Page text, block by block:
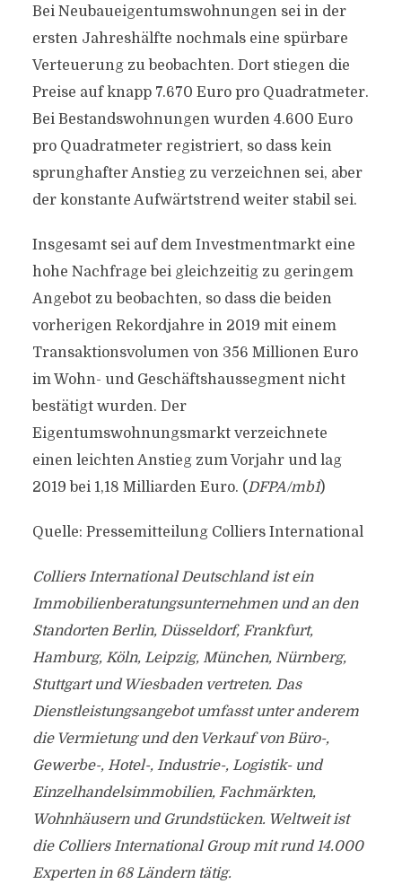
Bei Neubaueigentumswohnungen sei in der
ersten Jahreshälfte nochmals eine spürbare
Verteuerung zu beobachten. Dort stiegen die
Preise auf knapp 7.670 Euro pro Quadratmeter.
Bei Bestandswohnungen wurden 4.600 Euro
pro Quadratmeter registriert, so dass kein
sprunghafter Anstieg zu verzeichnen sei, aber
der konstante Aufwärtstrend weiter stabil sei.
Insgesamt sei auf dem Investmentmarkt eine
hohe Nachfrage bei gleichzeitig zu geringem
Angebot zu beobachten, so dass die beiden
vorherigen Rekordjahre in 2019 mit einem
Transaktionsvolumen von 356 Millionen Euro
im Wohn- und Geschäftshaussegment nicht
bestätigt wurden. Der
Eigentumswohnungsmarkt verzeichnete
einen leichten Anstieg zum Vorjahr und lag
2019 bei 1,18 Milliarden Euro. (DFPA/mb1)
Quelle: Pressemitteilung Colliers International
Colliers International Deutschland ist ein
Immobilienberatungsunternehmen und an den
Standorten Berlin, Düsseldorf, Frankfurt,
Hamburg, Köln, Leipzig, München, Nürnberg,
Stuttgart und Wiesbaden vertreten. Das
Dienstleistungsangebot umfasst unter anderem
die Vermietung und den Verkauf von Büro-,
Gewerbe-, Hotel-, Industrie-, Logistik- und
Einzelhandelsimmobilien, Fachmärkten,
Wohnhäusern und Grundstücken. Weltweit ist
die Colliers International Group mit rund 14.000
Experten in 68 Ländern tätig.